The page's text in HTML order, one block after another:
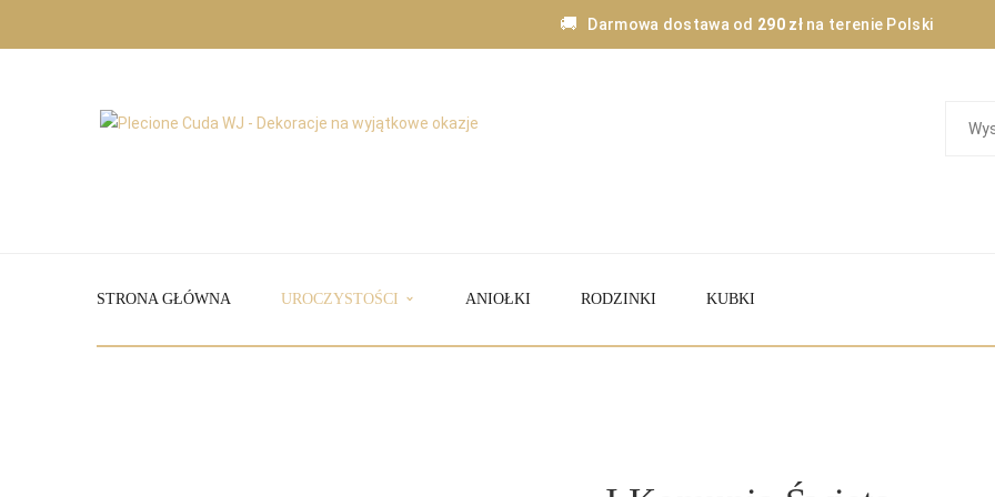
🚚 Darmowa dostawa od 290 złna terenie Polski
STRONA GŁÓWNA UROCZYSTOŚCI ANIOŁKI RODZINKI KUBKI